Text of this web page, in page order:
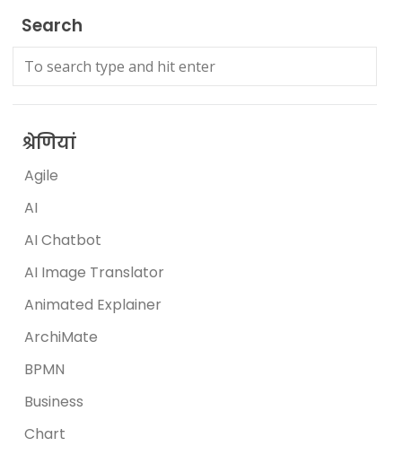
Search
श्रेणियां
Agile
AI
AI Chatbot
AI Image Translator
Animated Explainer
ArchiMate
BPMN
Business
Chart